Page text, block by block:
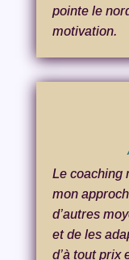
pointe le
motivation.
Le coaching
mon
d’autres
et de les
d’à tout prix